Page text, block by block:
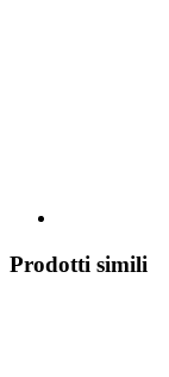
Prodotti simili